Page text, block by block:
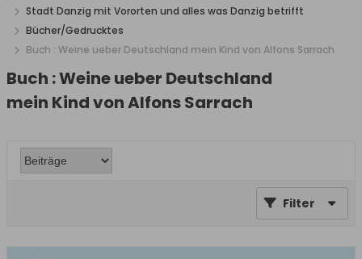
Stadt Danzig mit Vororten und alles was Danzig betrifft
Bücher/Gedrucktes
Buch : Weine ueber Deutschland mein Kind von Alfons Sarrach
Buch : Weine ueber Deutschland
mein Kind von Alfons Sarrach
Filter